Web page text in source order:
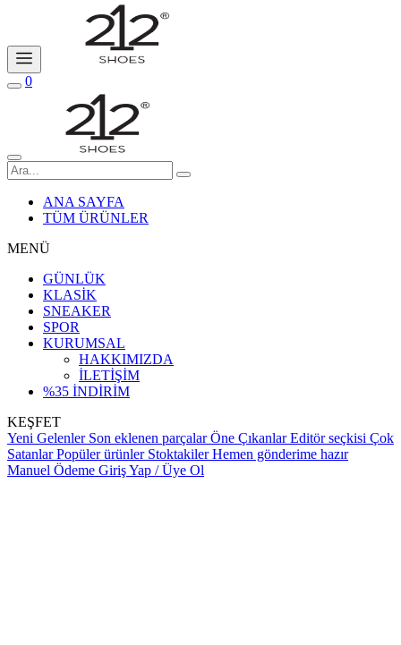
0
ANA SAYFA
TÜM ÜRÜNLER
MENÜ
GÜNLÜK
KLASİK
SNEAKER
SPOR
KURUMSAL
HAKKIMIZDA
İLETİŞİM
%35 İNDİRİM
KEŞFET
Yeni Gelenler Son eklenen parçalar Öne Çıkanlar Editör seçkisi Çok
Satanlar Popüler ürünler Stoktakiler Hemen gönderime hazır
Manuel Ödeme Giriş Yap / Üye Ol